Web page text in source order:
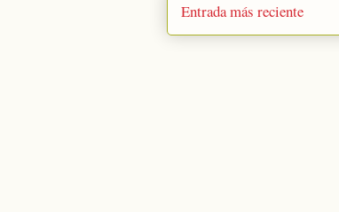
Entrada más reciente